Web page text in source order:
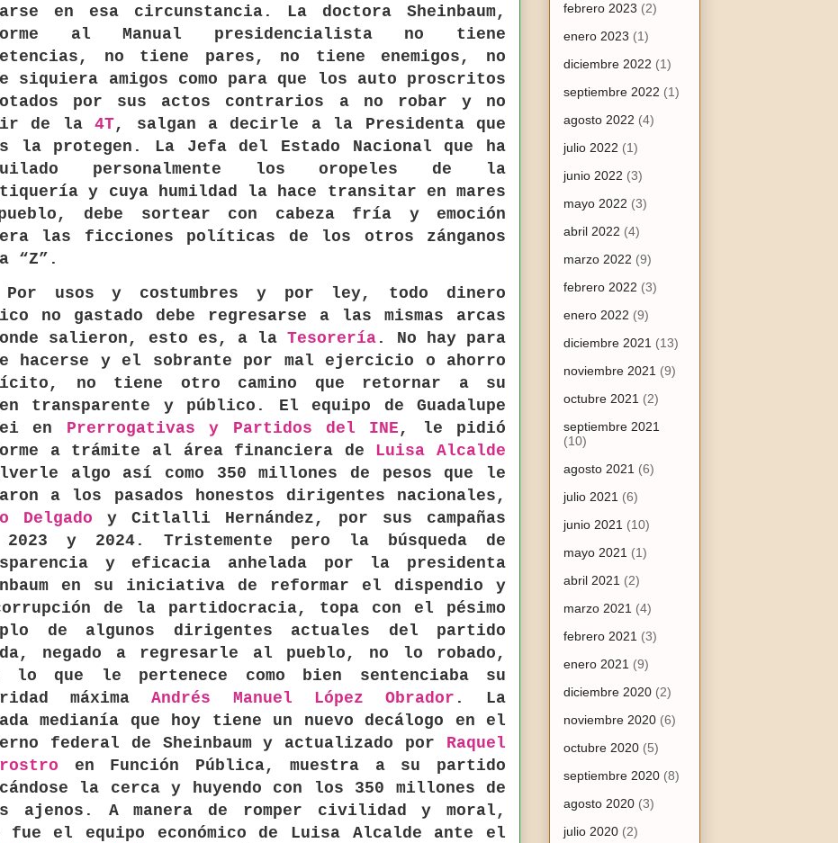
en esa circunstancia. La doctora Sheinbaum,
al Manual presidencialista no tiene
no tiene pares, no tiene enemigos, no
siquiera amigos como para que los auto proscritos
por sus actos contrarios a no robar y no
de la4T, salgan a decirle a la Presidenta que
la protegen. La Jefa del Estado Nacional que ha
personalmente los oropeles de la
y cuya humildad la hace transitar en mares
debe sortear con cabeza fría y emoción
las ficciones políticas de los otros zánganos
“Z”.
usos y costumbres y por ley, todo dinero
no gastado debe regresarse a las mismas arcas
salieron, esto es, a laTesorería . No hay para
hacerse y el sobrante por mal ejercicio o ahorro
no tiene otro camino que retornar a su
transparente y público. El equipo de Guadalupe
en Prerrogativas y Partidos del INE , le pidió
a trámite al área financiera de Luisa Alcalde
algo así como 350 millones de pesos que le
a los pasados honestos dirigentes nacionales,
Delgado y Citlalli Hernández, por sus campañas
y 2024. Tristemente pero la búsqueda de
y eficacia anhelada por la presidenta
en su iniciativa de reformar el dispendio y
de la partidocracia, topa con el pésimo
de algunos dirigentes actuales del partido
negado a regresarle al pueblo, no lo robado,
lo que le pertenece como bien sentenciaba su
máximaAndrés Manuel López Obrador . La
medianía que hoy tiene un nuevo decálogo en el
federal de Sheinbaum y actualizado por Raquel
en Función Pública, muestra a su partido
la cerca y huyendo con los 350 millones de
ajenos. A manera de romper civilidad y moral,
fue el equipo económico de Luisa Alcalde ante el
febrero 2023 (2)
enero 2023 (1)
diciembre 2022 (1)
septiembre 2022 (1)
agosto 2022 (4)
julio 2022 (1)
junio 2022 (3)
mayo 2022 (3)
abril 2022 (4)
marzo 2022 (9)
febrero 2022 (3)
enero 2022 (9)
diciembre 2021 (13)
noviembre 2021 (9)
octubre 2021 (2)
septiembre 2021
(10)
agosto 2021 (6)
julio 2021 (6)
junio 2021 (10)
mayo 2021 (1)
abril 2021 (2)
marzo 2021 (4)
febrero 2021 (3)
enero 2021 (9)
diciembre 2020 (2)
noviembre 2020 (6)
octubre 2020 (5)
septiembre 2020 (8)
agosto 2020 (3)
julio 2020 (2)